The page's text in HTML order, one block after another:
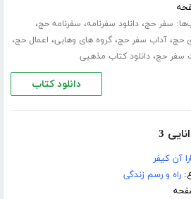
سفر حج،دانلود سفرنامه، سفرنامه حج،
حج،آداب سفر حج،گروه های وهابی، اعمال حج،
سفر حج،دانلود کتاب مذهبی
دانلود کتاب
آن کیفر
راه و رسم زندگی